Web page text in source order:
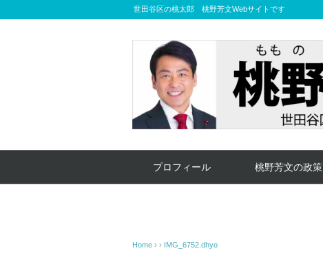
世田谷区の桃太郎 桃野芳文Webサイトです
プロフィール 桃野芳文の政策
Home › › IMG_6752.dhyo